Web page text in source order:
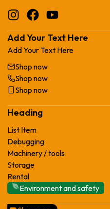
he
varios
Add Your Text Here
Add Your Text Here
Shop now
Shop now
Shop now
Heading
List Item
Debugging
Machinery / tools
Storage
Rental
Environment and safety